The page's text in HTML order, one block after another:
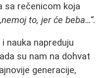
sa rečenicom koja
to, jer će beba…“.
nauka napreduju
su nam na dohvat
generacije,